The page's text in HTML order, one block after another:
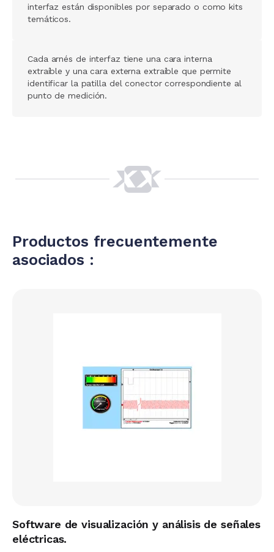
interfaz están disponibles por separado o como kits
temáticos.
Cada arnés de interfaz tiene una cara interna
extraíble y una cara externa extraíble que permite
identificar la patilla del conector correspondiente al
punto de medición.
Productos frecuentemente
asociados :
Software de visualización y análisis de señales
eléctricas.